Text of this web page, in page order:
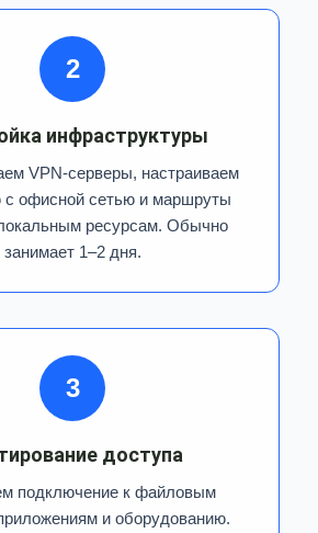
2
инфраструктуры
VPN-серверы, настраиваем
с офисной сетью и маршруты
ресурсам. Обычно
занимает 1–2 дня.
3
доступа
подключение к файловым
и оборудованию.